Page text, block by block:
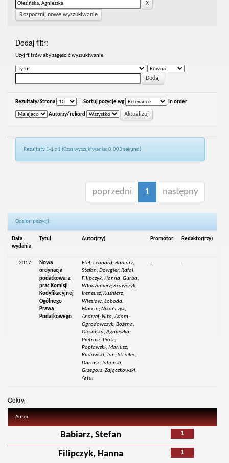
Rozpocznij nowe wyszukiwanie
Dodaj filtr:
Uzyj filtrów aby zagęścić wyszukiwanie.
Rezultaty/Strona Sortuj pozycje wg In order
Autorzy/rekord
Rezultaty 1-1 z 1 (Czas wyszukiwania: 0.003 sekund).
poprzedni 1 następny
Odsłon pozycji:
Data
wydania
Tytuł Autor(rzy) Promotor Redaktor(rzy)
2017
Nowa
ordynacja
podatkowa: z
prac Komisji
Kodyfikacyjnej
Ogólnego
Prawa
Podatkowego
Etel, Leonard; Babiarz,
Stefan; Dowgier, Rafał;
Filipczyk, Hanna; Gurba,
Włodzimierz; Krawczyk,
Ireneusz; Kuśnierz,
Wiesław; Łoboda,
Marcin; Nikończyk,
Andrzej; Nita, Adam;
Ogrodowczyk, Bożena;
Olesińska, Agnieszka;
Pietrasz, Piotr;
Popławski, Mariusz;
Rudowski, Jan; Strzelec,
Dariusz; Taborski,
Grzegorz; Zajączkowski,
Artur
- -
Odkryj
Autor
1
Babiarz, Stefan
1
Filipczyk, Hanna